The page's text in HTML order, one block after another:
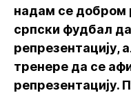
надам се добром
српски фудбал
репрезентацију,
тренере да се
репрезентацију.